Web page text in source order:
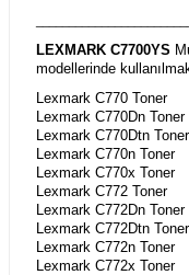
LEXMARK C7700YS
modellerinde
Lexmark C770 Toner
Lexmark C770Dn Toner
Lexmark C770Dtn Toner
Lexmark C770n Toner
Lexmark C770x Toner
Lexmark C772 Toner
Lexmark C772Dn Toner
Lexmark C772Dtn Toner
Lexmark C772n Toner
Lexmark C772x Toner